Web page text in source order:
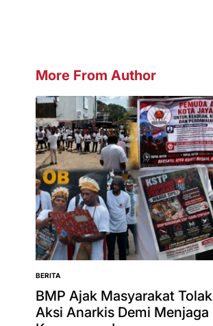
More From Author
POSTED
IN
BERITA
BMP Ajak Masyarakat Tolak
Aksi Anarkis Demi Menjaga